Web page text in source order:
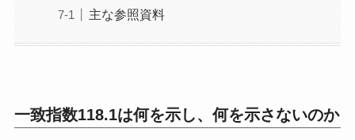
主な参照資料
一致指数118.1は何を示し、何を示さないのか